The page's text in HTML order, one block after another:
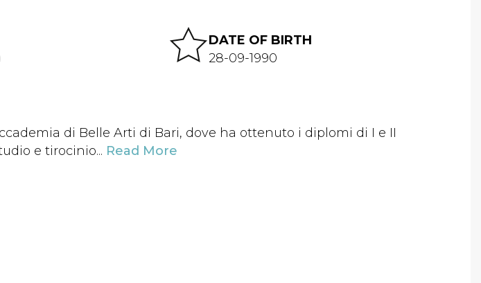
DATE OF BIRTH
28-09-1990
di Belle Arti di Bari, dove ha ottenuto i diplomi di I e II
e tirocinio... Read More